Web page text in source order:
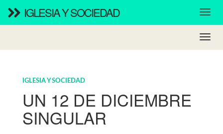
IGLESIA Y SOCIEDAD
IGLESIA Y SOCIEDAD
UN 12 DE DICIEMBRE
SINGULAR